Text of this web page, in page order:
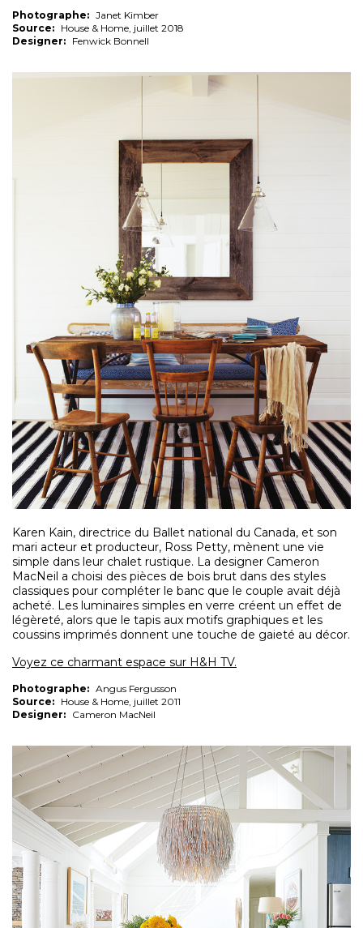
Photographe: Janet Kimber
Source: House & Home, juillet 2018
Designer: Fenwick Bonnell
Karen Kain, directrice du Ballet national du Canada, et son
mari acteur et producteur, Ross Petty, mènent une vie
simple dans leur chalet rustique. La designer Cameron
MacNeil a choisi des pièces de bois brut dans des styles
classiques pour compléter le banc que le couple avait déjà
acheté. Les luminaires simples en verre créent un effet de
légèreté, alors que le tapis aux motifs graphiques et les
coussins imprimés donnent une touche de gaieté au décor.
Voyez ce charmant espace sur H&H TV.
Photographe: Angus Fergusson
Source: House & Home, juillet 2011
Designer: Cameron MacNeil